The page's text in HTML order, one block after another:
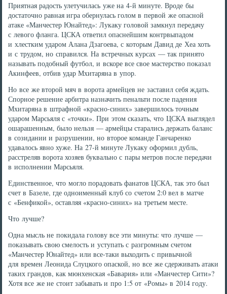
Приятная радость улетучилась уже на 4-й минуте. Вроде бы
достаточно равная игра обернулась голом в первой же опасной
атаке «Манчестер Юнайтед»: Лукаку головой замкнул передачу
с левого фланга. ЦСКА ответил опаснейшим контрвыпадом
и хлестким ударом Алана Дзагоева, с которым Давид де Хеа хоть
и с трудом, но справился. На встречных курсах — так принято
называть подобный футбол, и вскоре все свое мастерство показал
Акинфеев, отбив удар Мхитаряна в упор.
Но все же второй мяч в ворота армейцев не заставил себя ждать.
Спорное решение арбитра назначить пенальти после падения
Мхитаряна в штрафной «красно-синих» завершилось точным
ударом Марсьяля с «точки». При этом сказать, что ЦСКА выглядел
ошарашенным, было нельзя — армейцы старались держать баланс
в созидании и разрушении, но второе команде Ганчаренко
удавалось явно хуже. На 27-й минуте Лукаку оформил дубль,
расстреляв ворота хозяев буквально с пары метров после передачи
в исполнении Марсьяля.
Единственное, что могло порадовать фанатов ЦСКА, так это был
счет в Базеле, где одноименный клуб со счетом 2:0 вел в матче
с «Бенфикой», оставляя «красно-синих» на третьем месте.
Что лучше?
Одна мысль не покидала голову все эти минуты: что лучше —
показывать свою смелость и уступать с разгромным счетом
«Манчестер Юнайтед» или все-таки выходить с привычной
для времен Леонида Слуцкого опаской, но все же сдерживать атаки
таких грандов, как мюнхенская «Бавария» или «Манчестер Сити»?
Хотя все же не стоит забывать и про 1:5 от «Ромы» в 2014 году.